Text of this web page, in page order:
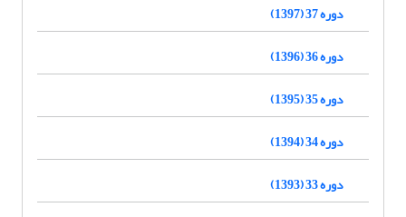
دوره 37 (1397)
دوره 36 (1396)
دوره 35 (1395)
دوره 34 (1394)
دوره 33 (1393)